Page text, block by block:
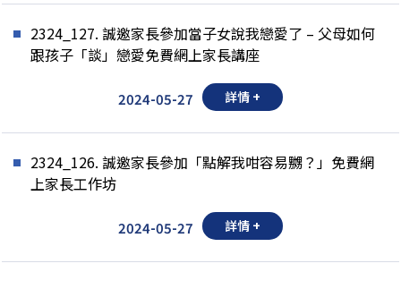
2324_127. 誠邀家長參加當子女說我戀愛了 – 父母如何
跟孩子「談」戀愛免費網上家長講座
2024-05-27 詳情 +
2324_126. 誠邀家長參加「點解我咁容易嬲？」免費網
上家長工作坊
2024-05-27 詳情 +